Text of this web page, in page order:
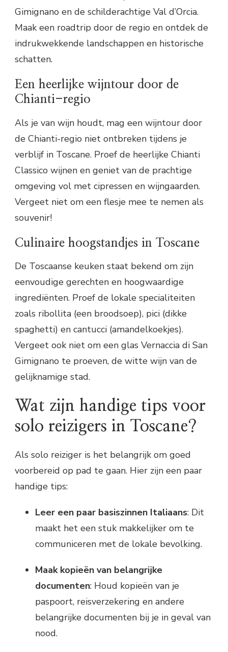
Gimignano en de schilderachtige Val d’Orcia.
Maak een roadtrip door de regio en ontdek de
indrukwekkende landschappen en historische
schatten.
Een heerlijke wijntour door de
Chianti-regio
Als je van wijn houdt, mag een wijntour door
de Chianti-regio niet ontbreken tijdens je
verblijf in Toscane. Proef de heerlijke Chianti
Classico wijnen en geniet van de prachtige
omgeving vol met cipressen en wijngaarden.
Vergeet niet om een flesje mee te nemen als
souvenir!
Culinaire hoogstandjes in Toscane
De Toscaanse keuken staat bekend om zijn
eenvoudige gerechten en hoogwaardige
ingrediënten. Proef de lokale specialiteiten
zoals ribollita (een broodsoep), pici (dikke
spaghetti) en cantucci (amandelkoekjes).
Vergeet ook niet om een glas Vernaccia di San
Gimignano te proeven, de witte wijn van de
gelijknamige stad.
Wat zijn handige tips voor
solo reizigers in Toscane?
Als solo reiziger is het belangrijk om goed
voorbereid op pad te gaan. Hier zijn een paar
handige tips:
Leer een paar basiszinnen Italiaans: Dit
maakt het een stuk makkelijker om te
communiceren met de lokale bevolking.
Maak kopieën van belangrijke
documenten: Houd kopieën van je
paspoort, reisverzekering en andere
belangrijke documenten bij je in geval van
nood.